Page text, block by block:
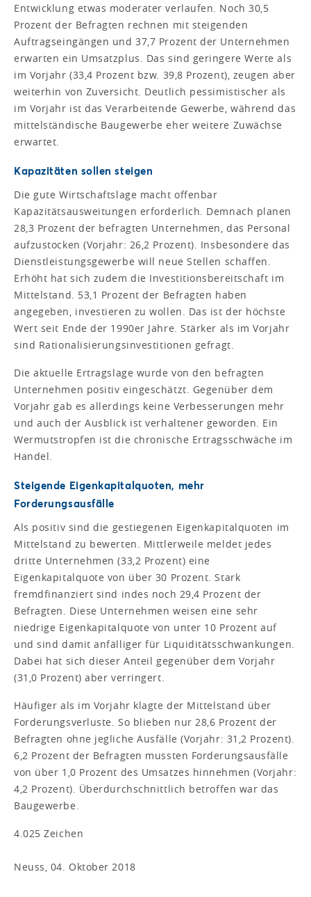
Entwicklung etwas moderater verlaufen. Noch 30,5
Prozent der Befragten rechnen mit steigenden
Auftragseingängen und 37,7 Prozent der Unternehmen
erwarten ein Umsatzplus. Das sind geringere Werte als
im Vorjahr (33,4 Prozent bzw. 39,8 Prozent), zeugen aber
weiterhin von Zuversicht. Deutlich pessimistischer als
im Vorjahr ist das Verarbeitende Gewerbe, während das
mittelständische Baugewerbe eher weitere Zuwächse
erwartet.
Kapazitäten sollen steigen
Die gute Wirtschaftslage macht offenbar
Kapazitätsausweitungen erforderlich. Demnach planen
28,3 Prozent der befragten Unternehmen, das Personal
aufzustocken (Vorjahr: 26,2 Prozent). Insbesondere das
Dienstleistungsgewerbe will neue Stellen schaffen.
Erhöht hat sich zudem die Investitionsbereitschaft im
Mittelstand. 53,1 Prozent der Befragten haben
angegeben, investieren zu wollen. Das ist der höchste
Wert seit Ende der 1990er Jahre. Stärker als im Vorjahr
sind Rationalisierungsinvestitionen gefragt.
Die aktuelle Ertragslage wurde von den befragten
Unternehmen positiv eingeschätzt. Gegenüber dem
Vorjahr gab es allerdings keine Verbesserungen mehr
und auch der Ausblick ist verhaltener geworden. Ein
Wermutstropfen ist die chronische Ertragsschwäche im
Handel.
Steigende Eigenkapitalquoten, mehr
Forderungsausfälle
Als positiv sind die gestiegenen Eigenkapitalquoten im
Mittelstand zu bewerten. Mittlerweile meldet jedes
dritte Unternehmen (33,2 Prozent) eine
Eigenkapitalquote von über 30 Prozent. Stark
fremdfinanziert sind indes noch 29,4 Prozent der
Befragten. Diese Unternehmen weisen eine sehr
niedrige Eigenkapitalquote von unter 10 Prozent auf
und sind damit anfälliger für Liquiditätsschwankungen.
Dabei hat sich dieser Anteil gegenüber dem Vorjahr
(31,0 Prozent) aber verringert.
Häufiger als im Vorjahr klagte der Mittelstand über
Forderungsverluste. So blieben nur 28,6 Prozent der
Befragten ohne jegliche Ausfälle (Vorjahr: 31,2 Prozent).
6,2 Prozent der Befragten mussten Forderungsausfälle
von über 1,0 Prozent des Umsatzes hinnehmen (Vorjahr:
4,2 Prozent). Überdurchschnittlich betroffen war das
Baugewerbe.
4.025 Zeichen
Neuss, 04. Oktober 2018